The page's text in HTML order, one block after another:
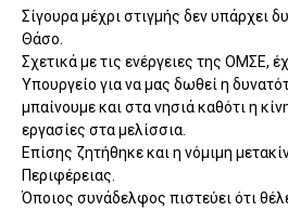
Σίγουρα μέχρι στιγμής δεν υπάρχει
Θάσο.
Σχετικά με τις ενέργειες της ΟΜΣΕ,
Υπουργείο για να μας δωθεί η
μπαίνουμε και στα νησιά καθότι η
εργασίες στα μελίσσια.
Επίσης ζητήθηκε και η νόμιμη
Περιφέρειας.
Όποιος συνάδελφος πιστεύει ότι